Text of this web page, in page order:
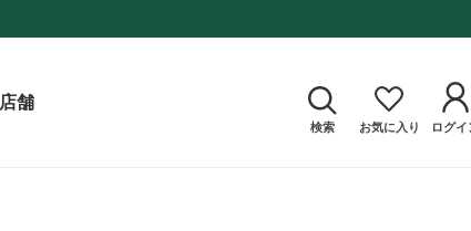
店舗
検索 お気に入り ログイ